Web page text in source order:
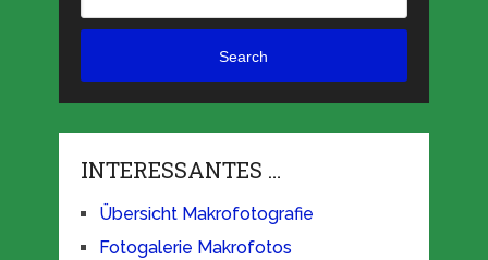
Search
INTERESSANTES …
Übersicht Makrofotografie
Fotogalerie Makrofotos